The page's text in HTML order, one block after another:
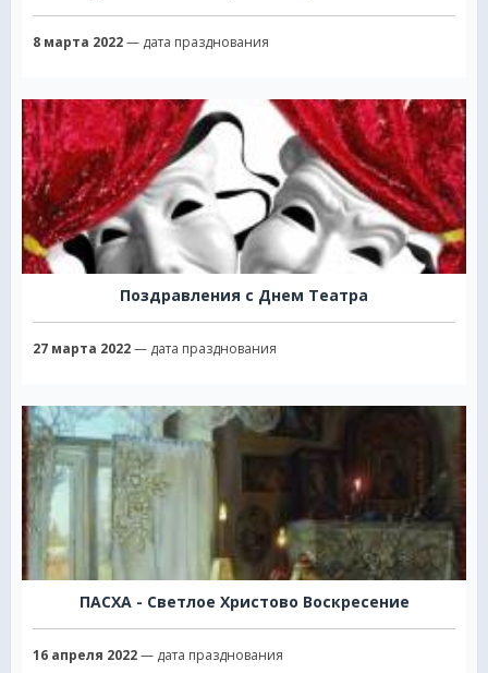
8 марта 2022— дата празднования
Поздравления с Днем Театра
27 марта 2022— дата празднования
ПАСХА - Светлое Христово Воскресение
16 апреля 2022— дата празднования